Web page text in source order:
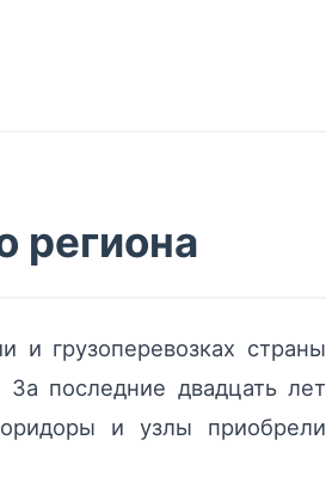
региона
и грузоперевозках страны
последние двадцать лет
и узлы приобрели